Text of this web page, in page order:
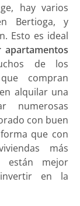
hay varios
Bertioga, y
Esto es ideal
apartamentos
de los
compran
alquilar una
numerosas
con buen
que con
más
están mejor
en la